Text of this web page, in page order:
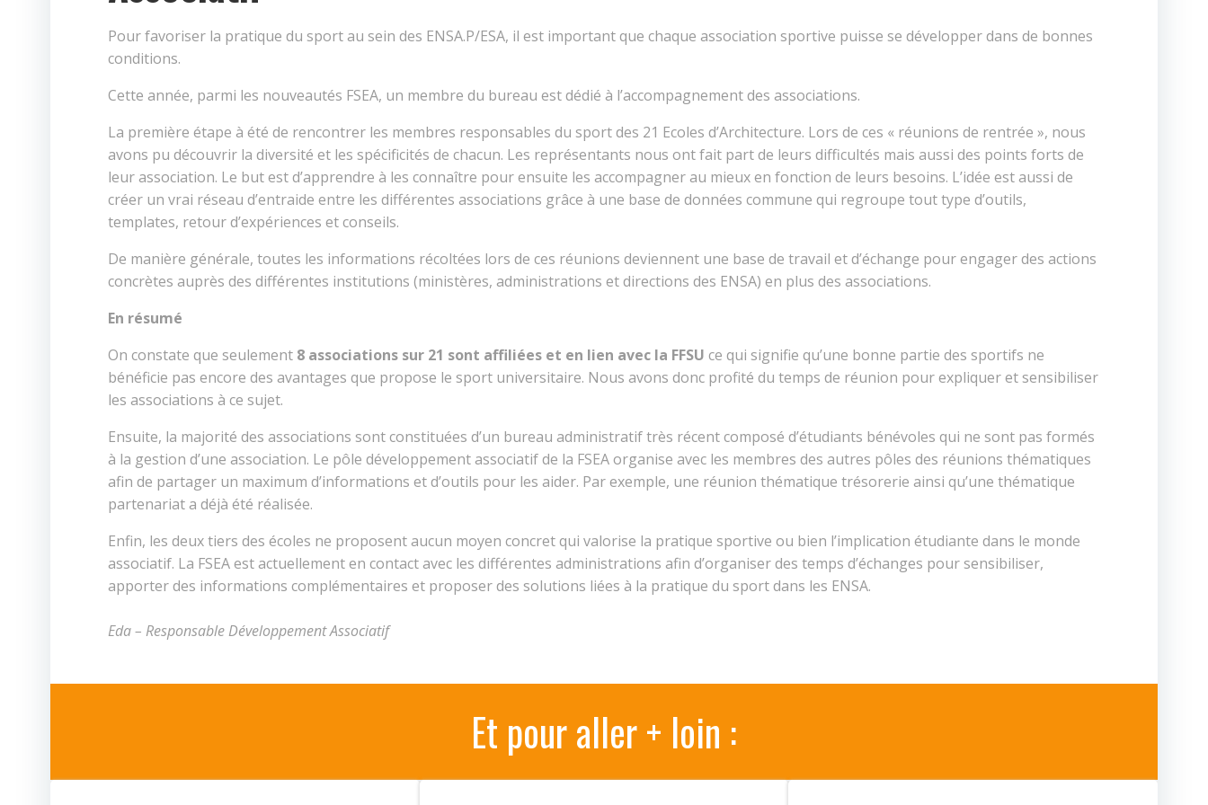
Pour favoriser la pratique du sport au sein des ENSA.P/ESA, il est important que chaque association sportive puisse se développer dans de bonnes
conditions.
Cette année, parmi les nouveautés FSEA, un membre du bureau est dédié à l’accompagnement des associations.
La première étape à été de rencontrer les membres responsables du sport des 21 Ecoles d’Architecture. Lors de ces « réunions de rentrée », nous
avons pu découvrir la diversité et les spécificités de chacun. Les représentants nous ont fait part de leurs difficultés mais aussi des points forts de
leur association. Le but est d’apprendre à les connaître pour ensuite les accompagner au mieux en fonction de leurs besoins. L’idée est aussi de
créer un vrai réseau d’entraide entre les différentes associations grâce à une base de données commune qui regroupe tout type d’outils,
templates, retour d’expériences et conseils.
De manière générale, toutes les informations récoltées lors de ces réunions deviennent une base de travail et d’échange pour engager des actions
concrètes auprès des différentes institutions (ministères, administrations et directions des ENSA) en plus des associations.
En résumé
On constate que seulement 8 associations sur 21 sont affiliées et en lien avec la FFSU ce qui signifie qu’une bonne partie des sportifs ne
bénéficie pas encore des avantages que propose le sport universitaire. Nous avons donc profité du temps de réunion pour expliquer et sensibiliser
les associations à ce sujet.
Ensuite, la majorité des associations sont constituées d’un bureau administratif très récent composé d’étudiants bénévoles qui ne sont pas formés
à la gestion d’une association. Le pôle développement associatif de la FSEA organise avec les membres des autres pôles des réunions thématiques
afin de partager un maximum d’informations et d’outils pour les aider. Par exemple, une réunion thématique trésorerie ainsi qu’une thématique
partenariat a déjà été réalisée.
Enfin, les deux tiers des écoles ne proposent aucun moyen concret qui valorise la pratique sportive ou bien l’implication étudiante dans le monde
associatif. La FSEA est actuellement en contact avec les différentes administrations afin d’organiser des temps d’échanges pour sensibiliser,
apporter des informations complémentaires et proposer des solutions liées à la pratique du sport dans les ENSA.
Eda – Responsable Développement Associatif
Et pour aller + loin :